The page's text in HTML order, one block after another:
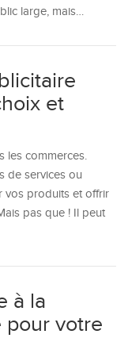
large, mais…
et
les commerces.
de services ou
vos produits et offrir
pas que ! Il peut
à la
pour votre